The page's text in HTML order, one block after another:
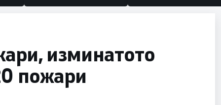
изминатото
пожари